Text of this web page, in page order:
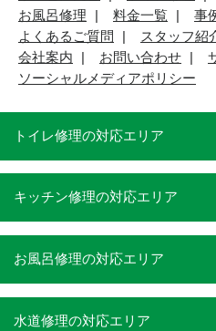
お風呂修理
料金一覧
事
よくあるご質問
スタッフ紹
会社案内
お問い合わせ
ソーシャルメディアポリシー
トイレ修理の対応エリア
キッチン修理の対応エリア
お風呂修理の対応エリア
水道修理の対応エリア